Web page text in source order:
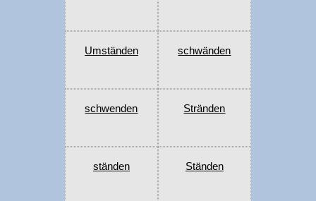
Umständen schwänden
schwenden Stränden
ständen Ständen